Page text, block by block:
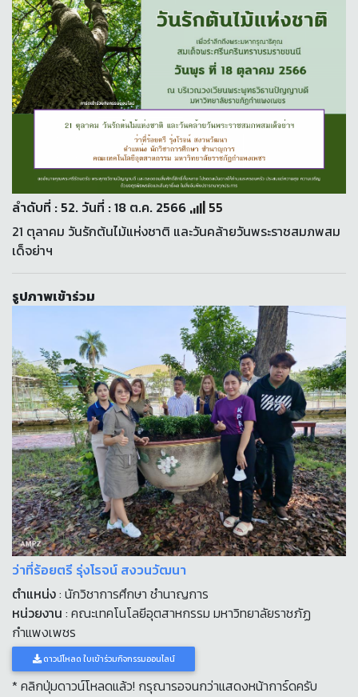
ลำดับที่ : 52. วันที่ : 18 ต.ค. 2566
55
21 ตุลาคม วันรักต้นไม้แห่งชาติ และวันคล้ายวันพระราชสมภพสม
เด็จย่าฯ
รูปภาพเข้าร่วม
ว่าที่ร้อยตรี รุ่งโรจน์ สงวนวัฒนา
ตำแหน่ง: นักวิชาการศึกษา ชำนาญการ
หน่วยงาน : คณะเทคโนโลยีอุตสาหกรรม มหาวิทยาลัยราชภัฏ
กำแพงเพชร
ดาวน์โหลด ใบเข้าร่วมกิจกรรมออนไลน์
* คลิกปุ่มดาวน์โหลดแล้ว! กรุณารอจนกว่าแสดงหน้าการ์ดครับ